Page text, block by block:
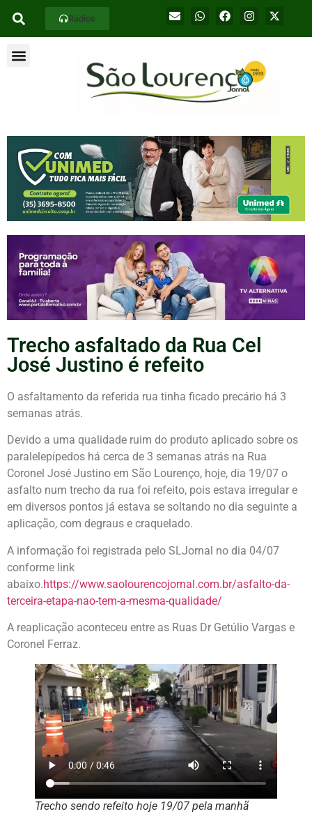
Rádios
Trecho asfaltado da Rua Cel
José Justino é refeito
O asfaltamento da referida rua tinha ficado precário há 3
semanas atrás.
Devido a uma qualidade ruim do produto aplicado sobre os
paralelepípedos há cerca de 3 semanas atrás na Rua
Coronel José Justino em São Lourenço, hoje, dia 19/07 o
asfalto num trecho da rua foi refeito, pois estava irregular e
em diversos pontos já estava se soltando no dia seguinte a
aplicação, com degraus e craquelado.
A informação foi registrada pelo SLJornal no dia 04/07
conforme link
abaixo.https://www.saolourencojornal.com.br/asfalto-da-
terceira-etapa-nao-tem-a-mesma-qualidade/
A reaplicação aconteceu entre as Ruas Dr Getúlio Vargas e
Coronel Ferraz.
Trecho sendo refeito hoje 19/07 pela manhã